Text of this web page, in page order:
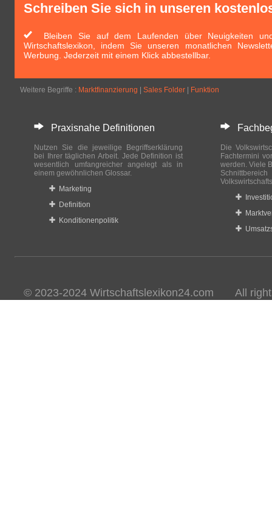
Schreiben Sie sich in unseren
Bleiben Sie auf dem Laufenden über Neuigkeiten
Wirtschaftslexikon, indem Sie unseren monatlichen
Werbung. Jederzeit mit einem Klick abbestellbar.
Weitere Begriffe : Marktfinanzierung Sales Folder Funktion
Praxisnahe Definitionen
Nutzen Sie die jeweilige Begriffserklärung
bei Ihrer täglichen Arbeit. Jede Definition ist
wesentlich umfangreicher angelegt als in
einem gewöhnlichen Glossar.
Marketing
Definition
Konditionenpolitik
Die
Fachtermini
werden. Viele
© 2023-2024 Wirtschaftslexikon24.com All